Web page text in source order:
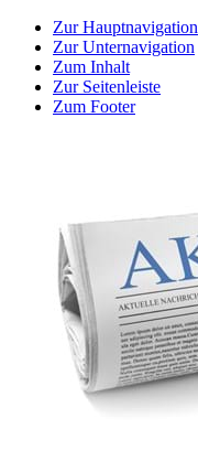
Zur Hauptnavigation
Zur Unternavigation
Zum Inhalt
Zur Seitenleiste
Zum Footer